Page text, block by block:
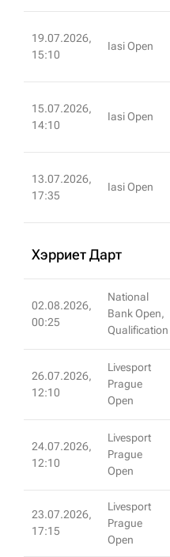
19.07.2026,
15:10
Iasi Open
15.07.2026,
14:10
Iasi Open
13.07.2026,
17:35
Iasi Open
Хэрриет Дарт
02.08.2026,
00:25
National
Bank Open,
Qualification
26.07.2026,
12:10
Livesport
Prague
Open
24.07.2026,
12:10
Livesport
Prague
Open
23.07.2026,
17:15
Livesport
Prague
Open